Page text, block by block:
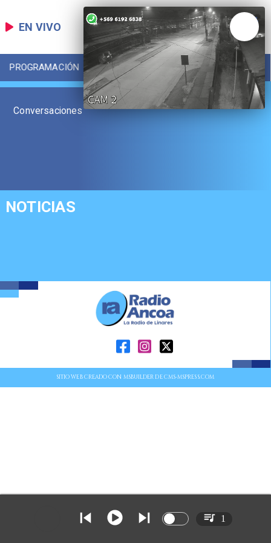
EN VIVO
PROGRAMACIÓN LOCAL DEPORTES
Conversaciones
NOTICIAS
SITIO WEB CREADO CON MSBUILDER DE CMS-MSPRESS.COM
1